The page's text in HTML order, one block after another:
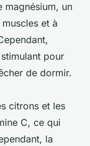
magnésium, un
et à
pour
de dormir.
citrons et les
C, ce qui
la